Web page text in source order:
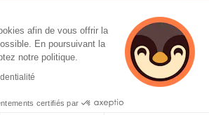
Tous droits réservés.
afin de vous offrir la
En poursuivant la
notre politique.
certifiés par
4 personnes
consultent
actuellement cette